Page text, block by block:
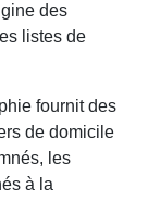
des
listes de
fournit des
de domicile
les
à la